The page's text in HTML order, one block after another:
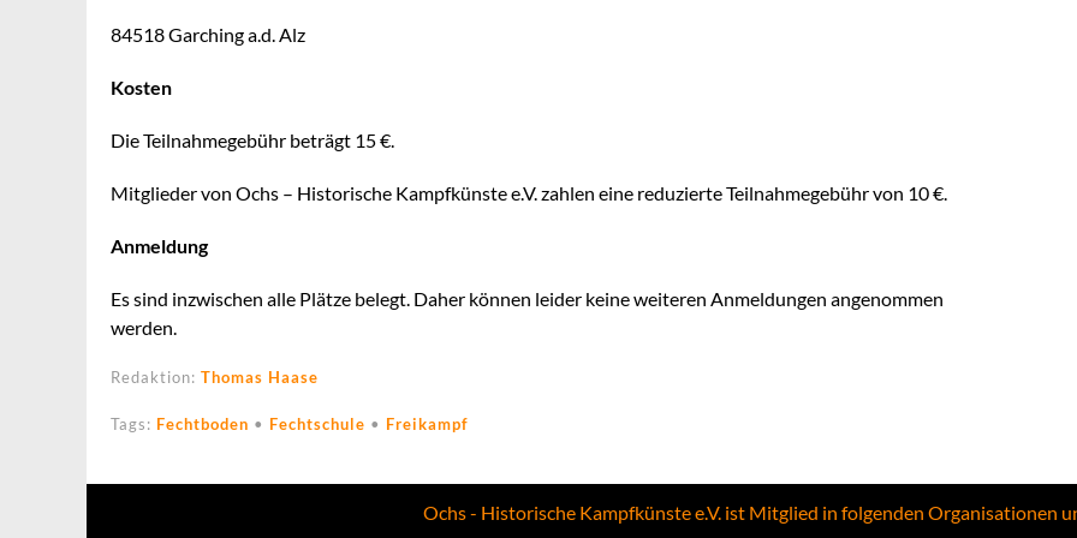
84518 Garching a.d. Alz
Kosten
Die Teilnahmegebühr beträgt 15 €.
Mitglieder von Ochs – Historische Kampfkünste e.V. zahlen eine reduzierte Teilnahmegebühr von 10 €.
Anmeldung
Es sind inzwischen alle Plätze belegt. Daher können leider keine weiteren Anmeldungen angenommen
werden.
Redaktion: Thomas Haase
Tags: Fechtboden • Fechtschule • Freikampf
Ochs - Historische Kampfkünste e.V. ist Mitglied in folgenden Organisationen